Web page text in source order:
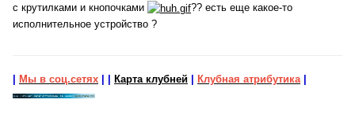
с крутилками и кнопочками
?? есть еще какое-то
исполнительное устройство ?
Мы в соц.сетях Карта клубней Клубная атрибутика|